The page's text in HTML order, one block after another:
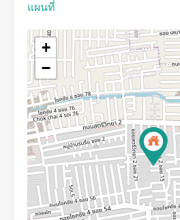
แผนที่
+
−